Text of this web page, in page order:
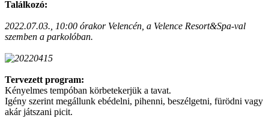
Találkozó:
2022.07.03., 10:00 órakor Velencén, a Velence Resort&Spa-val
szemben a parkolóban.
Tervezett program:
Kényelmes tempóban körbetekerjük a tavat.
Igény szerint megállunk ebédelni, pihenni, beszélgetni, fürödni vagy
akár játszani picit.